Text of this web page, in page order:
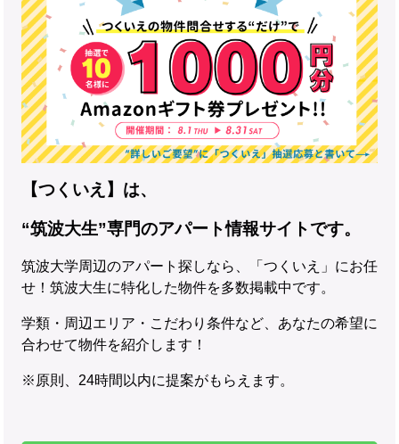
【つくいえ】は、
“筑波大生”専門のアパート情報サイトです。
筑波大学周辺のアパート探しなら、「つくいえ」にお任
せ！筑波大生に特化した物件を多数掲載中です。
学類・周辺エリア・こだわり条件など、あなたの希望に
合わせて物件を紹介します！
※原則、24時間以内に提案がもらえます。